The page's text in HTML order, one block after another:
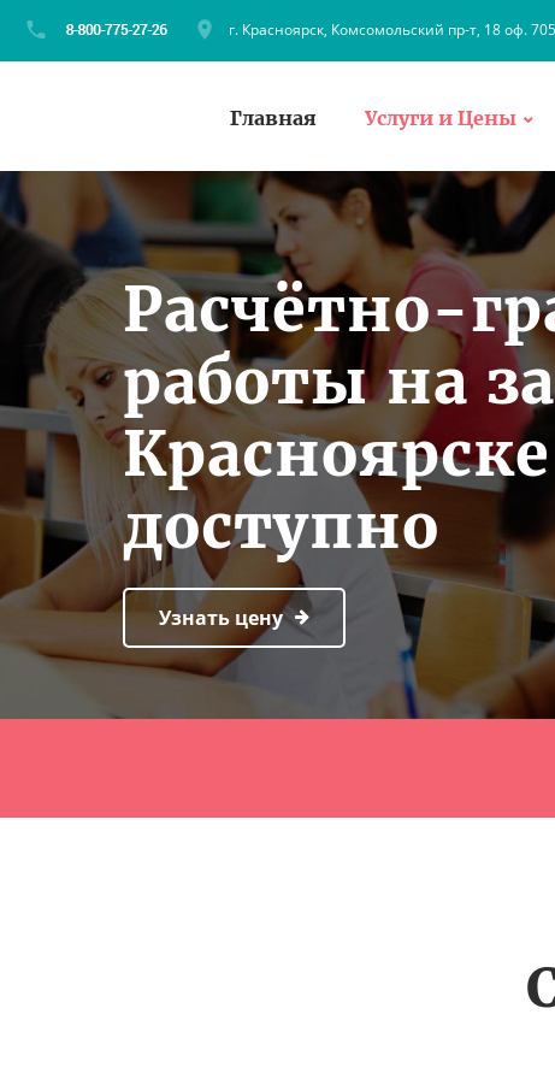
г. Красноярск, Комсомольский пр-т, 18 оф. 705
Главная Услуги и Цены
Расчётно-
работы на
доступно
Узнать цену